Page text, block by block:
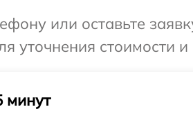
или оставьте
уточнения стоимости
минут